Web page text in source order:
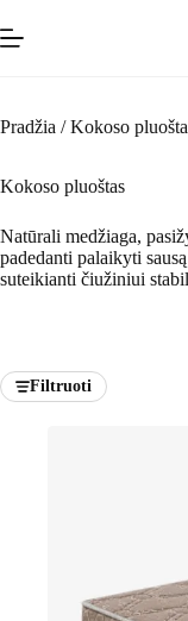
to
content
Pradžia / Kokoso
Kokoso pluoštas
Natūrali medžiaga,
padedanti palaikyti
suteikianti čiužiniui
Filtruoti